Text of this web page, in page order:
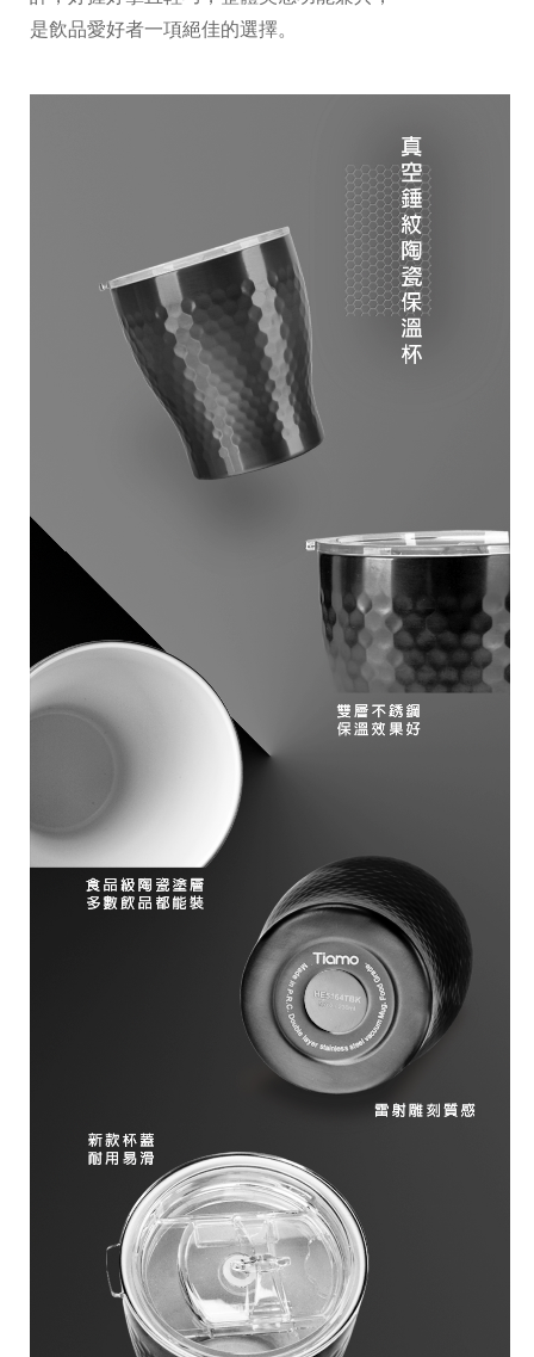
是飲品愛好者一項絕佳的選擇。